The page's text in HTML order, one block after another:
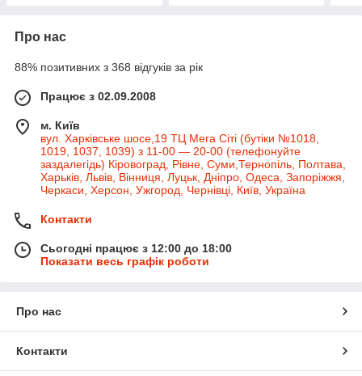
Про нас
88% позитивних з 368 відгуків за рік
Працює з 02.09.2008
м. Київ
вул. Харківське шосе,19 ТЦ Мега Сіті (бутіки №1018,
1019, 1037, 1039) з 11-00 — 20-00 (телефонуйте
заздалегідь) Кіровоград, Рівне, Суми,Тернопіль, Полтава,
Харьків, Львів, Вінниця, Луцьк, Дніпро, Одеса, Запоріжжя,
Черкаси, Херсон, Ужгород, Чернівці, Київ, Україна
Контакти
Сьогодні працює з 12:00 до 18:00
Показати весь графік роботи
Про нас
Контакти